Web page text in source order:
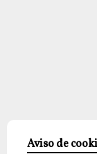
Aviso de